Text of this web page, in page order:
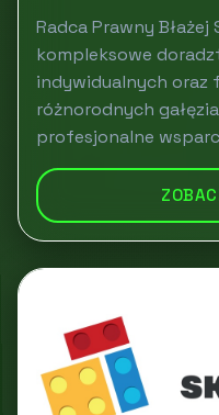
Radca Prawny
kompleksowe
indywidualnych oraz
różnorodnych
profesjonalne